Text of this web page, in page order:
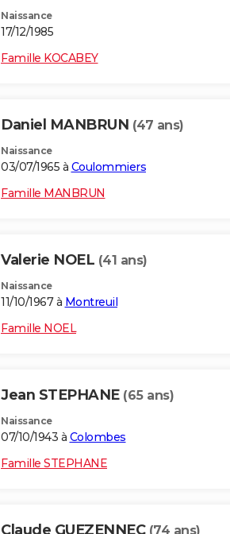
Naissance
17/12/1985
Famille KOCABEY
Daniel MANBRUN (47 ans)
Naissance
03/07/1965 à Coulommiers
Famille MANBRUN
Valerie NOEL (41 ans)
Naissance
11/10/1967 à Montreuil
Famille NOEL
Jean STEPHANE (65 ans)
Naissance
07/10/1943 à Colombes
Famille STEPHANE
Claude GUEZENNEC (74 ans)